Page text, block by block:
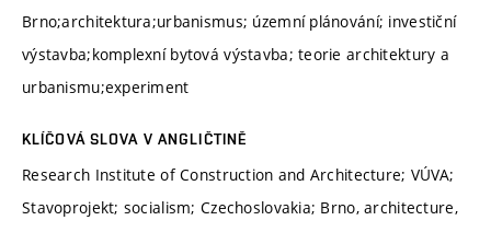
Brno;architektura;urbanismus; územní plánování; investiční
výstavba;komplexní bytová výstavba; teorie architektury a
urbanismu;experiment
KLÍČOVÁ SLOVA V ANGLIČTINĚ
Research Institute of Construction and Architecture; VÚVA;
Stavoprojekt; socialism; Czechoslovakia; Brno, architecture,